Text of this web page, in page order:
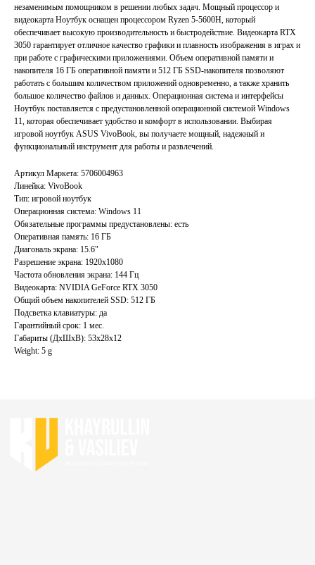
незаменимым помощником в решении любых задач. Мощный процессор и
видеокарта Ноутбук оснащен процессором Ryzen 5-5600H, который
обеспечивает высокую производительность и быстродействие. Видеокарта RTX
3050 гарантирует отличное качество графики и плавность изображения в играх и
при работе с графическими приложениями. Объем оперативной памяти и
накопителя 16 ГБ оперативной памяти и 512 ГБ SSD-накопителя позволяют
работать с большим количеством приложений одновременно, а также хранить
большое количество файлов и данных. Операционная система и интерфейсы
Ноутбук поставляется с предустановленной операционной системой Windows
11, которая обеспечивает удобство и комфорт в использовании. Выбирая
игровой ноутбук ASUS VivoBook, вы получаете мощный, надежный и
функциональный инструмент для работы и развлечений.
Артикул Маркета: 5706004963
Линейка: VivoBook
Тип: игровой ноутбук
Операционная система: Windows 11
Обязательные программы предустановлены: есть
Оперативная память: 16 ГБ
Диагональ экрана: 15.6"
Разрешение экрана: 1920x1080
Частота обновления экрана: 144 Гц
Видеокарта: NVIDIA GeForce RTX 3050
Общий объем накопителей SSD: 512 ГБ
Подсветка клавиатуры: да
Гарантийный срок: 1 мес.
Габариты (ДхШхВ): 53x28x12
Weight: 5 g
Политика конфиденциальности
ИП Хайруллин Ильдар Тагирович
ОГРНИП 324774600152309
Главная
Акции
Контакты
Преимущества
Отзывы
Каталог
Ноутбуки бу
Ноутбуки для работы бу
Ноутбуки для учебы бу